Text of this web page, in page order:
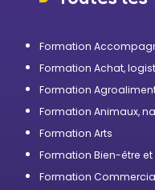
Formation
Formation Achat,
Formation
Formation Animaux,
Formation Arts
Formation Bien-être et
Formation